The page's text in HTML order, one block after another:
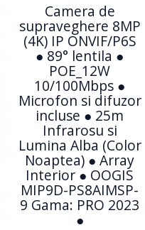
Camera de
supraveghere 8MP
(4K) IP ONVIF/P6S
● 89° lentila ●
POE_12W
10/100Mbps ●
Microfon si difuzor
incluse ● 25m
Infrarosu si
Lumina Alba (Color
Noaptea) ● Array
Interior ● OOGIS
MIP9D-PS8AIMSP-
9 Gama: PRO 2023
●